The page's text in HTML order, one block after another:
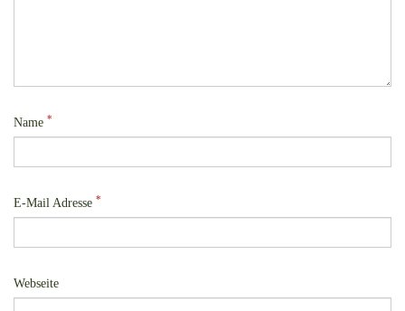
Name *
E-Mail Adresse *
Webseite